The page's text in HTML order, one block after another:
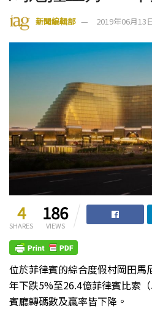
新聞編輯部 2019年06月13
4
SHARES
186
VIEWS
位於菲律賓的綜合度假村岡田馬
年下跌5%至26.4億菲律賓比索
賓廳轉碼數及贏率皆下降。